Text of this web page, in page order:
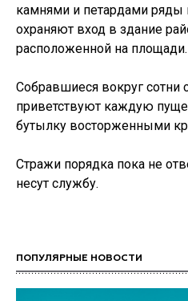
камнями и петардами ряды
охраняют вход в здание
расположенной на площади.
Собравшиеся вокруг сотни
приветствуют каждую
бутылку восторженными
Стражи порядка пока не
несут службу.
ПОПУЛЯРНЫЕ НОВОСТИ